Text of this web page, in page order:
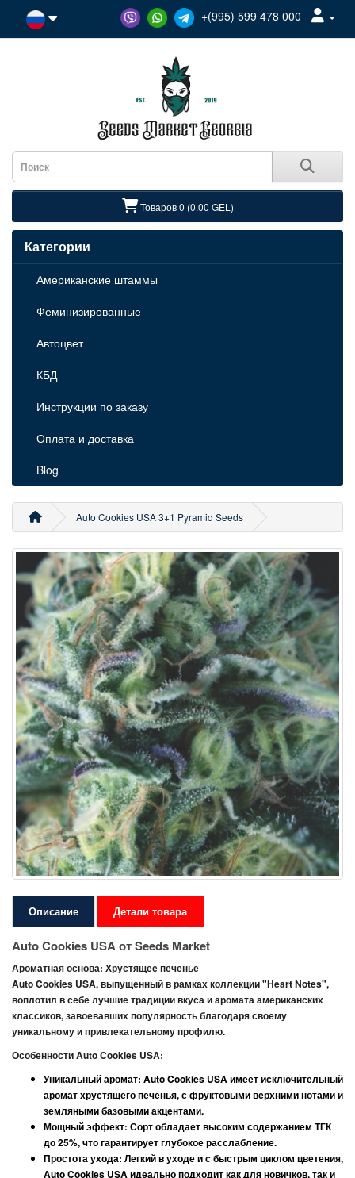
+(995) 599 478 000
Товаров 0 (0.00 GEL)
Категории
Американские штаммы
Феминизированные
Автоцвет
КБД
Инструкции по заказу
Оплата и доставка
Blog
Auto Cookies USA 3+1 Pyramid Seeds
Описание Детали товара
Auto Cookies USA от Seeds Market
Ароматная основа: Хрустящее печенье
Auto Cookies USA, выпущенный в рамках коллекции "Heart Notes",
воплотил в себе лучшие традиции вкуса и аромата американских
классиков, завоевавших популярность благодаря своему
уникальному и привлекательному профилю.
Особенности Auto Cookies USA:
Уникальный аромат: Auto Cookies USAимеет исключительный
аромат хрустящего печенья, с фруктовыми верхними нотами и
земляными базовыми акцентами.
Мощный эффект: Сорт обладает высоким содержанием ТГК
до 25%, что гарантирует глубокое расслабление.
Простота ухода: Легкий в уходе и с быстрым циклом цветения,
Auto Cookies USAидеально подходит как для новичков, так и